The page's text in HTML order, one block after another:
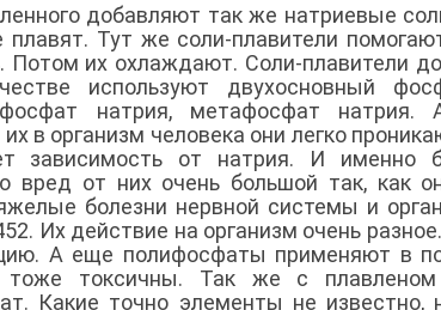
добавляют так же натриевые
Тут же соли-плавители
Потом их охлаждают. Соли-плавители
используют двухосновный
натрия, метафосфат натрия.
в организм человека они легко
зависимость от натрия. И именно
вред от них очень большой так, как
болезни нервной системы и
Их действие на организм очень
А еще полифосфаты применяют в
токсичны. Так же с плавленом
Какие точно элементы не